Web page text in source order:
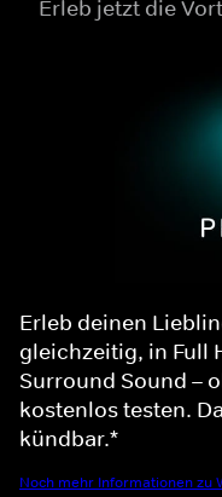
Erleb jetzt die
Erleb deinen
gleichzeitig, in Full
Surround Sound –
kostenlos testen.
kündbar.*
Noch mehr Informationen zu